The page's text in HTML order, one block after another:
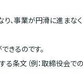
、事業が円滑に進まな
きるのです。
条文（例：取締役会で